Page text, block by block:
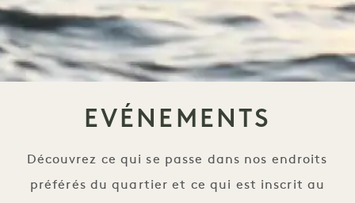
EVÉNEMENTS
Découvrez ce qui se passe dans nos endroits
préférés du quartier et ce qui est inscrit au